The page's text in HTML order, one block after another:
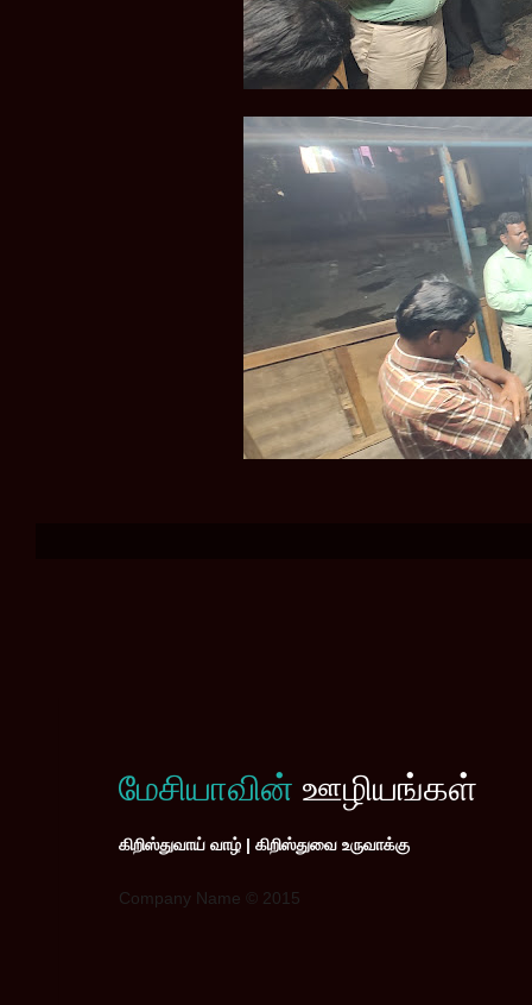
மேசியாவின் ஊழியங்கள்
கிறிஸ்துவாய் வாழ் | கிறிஸ்துவை உருவாக்கு
Company Name © 2015